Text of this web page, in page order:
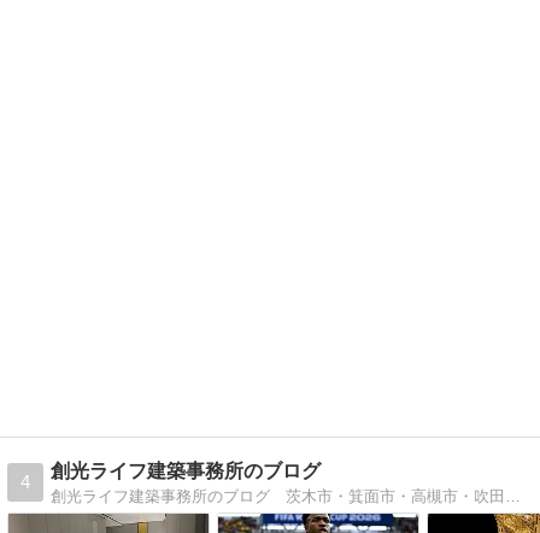
4
創光ライフ建築事務所のブログ
創光ライフ建築事務所のブログ 茨木市・箕面市・高槻市・吹田市を中心に皆様から信頼されるを目指す住宅リフォーム会社のブログです。